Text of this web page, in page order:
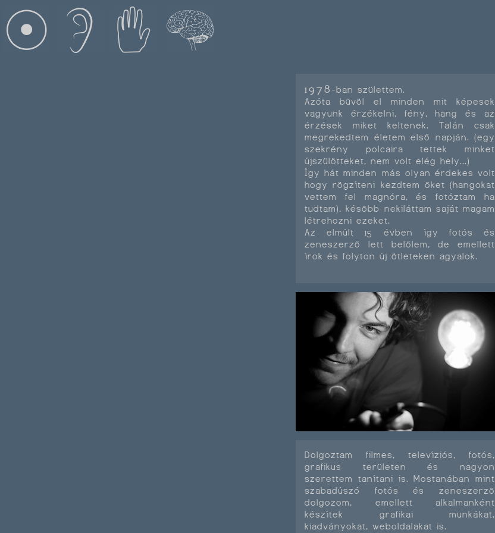
1978 -ban születtem.
Azóta bűvöl el minden mit képesek
vagyunk érzékelni, fény, hang és az
érzések miket keltenek. Talán csak
megrekedtem életem első napján. (egy
szekrény polcaira tettek minket
újszülötteket, nem volt elég hely...)
Így hát minden más olyan érdekes volt
hogy rögzíteni kezdtem őket (hangokat
vettem fel magnóra, és fotóztam ha
tudtam), később nekiláttam saját magam
létrehozni ezeket.
Az elmúlt 15 évben így fotós és
zeneszerző lett belőlem, de emellett
írok és folyton új ötleteken agyalok.
Dolgoztam filmes, televíziós, fotós,
grafikus területen és nagyon
szerettem tanítani is. Mostanában mint
szabadúszó fotós és zeneszerző
dolgozom, emellett alkalmanként
készítek grafikai munkákat,
kiadványokat, weboldalakat is.